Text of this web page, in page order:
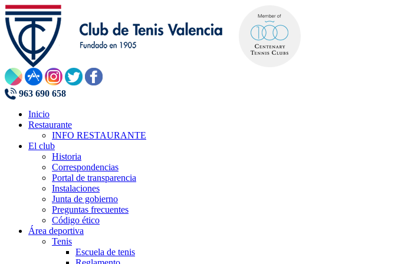
963 690 658
Inicio
Restaurante
INFO RESTAURANTE
El club
Historia
Correspondencias
Portal de transparencia
Instalaciones
Junta de gobierno
Preguntas frecuentes
Código ético
Área deportiva
Tenis
Escuela de tenis